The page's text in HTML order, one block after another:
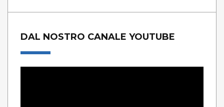
DAL NOSTRO CANALE YOUTUBE